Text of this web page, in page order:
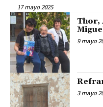
17 mayo 2025
Thor,
9 mayo
3 mayo